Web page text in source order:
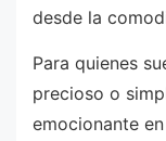
desde la
Para quienes
precioso o
emocionante